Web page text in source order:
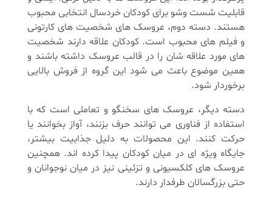
قابلیت شست وشو برای کودکان خردسال انتخابی محبوب
هستند. دسته دوم، عروسک های شخصیت های کارتونی
و فیلم های محبوب است. کودکان علاقه دارند شخصیت
های مورد علاقه شان را در قالب عروسک داشته باشند و
همین موضوع باعث می شود این گروه از فروش بالایی
برخوردار شود.
دسته دیگر، عروسک های سخنگو و تعاملی است که با
استفاده از فناوری می توانند حرف بزنند، آواز بخوانند یا
حرکت کنند. این محصولات به دلیل جذابیت بیشتر،
جایگاه ویژه ای در میان کودکان پیدا کرده اند. همچنین
عروسک های کلکسیونی و تزئینی نیز در میان نوجوانان و
حتی بزرگسالان طرفدار دارند.